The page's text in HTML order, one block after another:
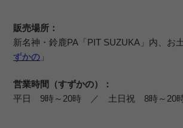
販売場所：
新名神・鈴鹿PA「PIT SUZUKA」内、お
ずかの 」
営業時間（すずかの）：
平日 9時～20時 ／ 土日祝 8時～20